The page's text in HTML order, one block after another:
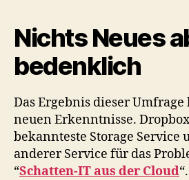
Nichts Neues
bedenklich
Das Ergebnis dieser
neuen Erkenntnisse.
bekannteste Storage Service
anderer Service für das
“Schatten-IT aus der Cloud“.